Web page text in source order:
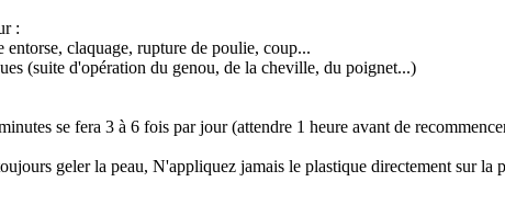
:
entorse, claquage, rupture de poulie, coup...
(suite d'opération du genou, de la cheville, du poignet...)
se fera 3 à 6 fois par jour (attendre 1 heure avant de
geler la peau, N'appliquez jamais le plastique directement sur